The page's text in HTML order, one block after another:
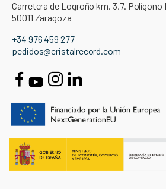
Carretera de Logroño km. 3,7. Polígono
50011 Zaragoza
+34 976 459 277
pedidos@cristalrecord.com